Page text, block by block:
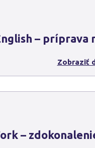
– príprava
Zobraziť
–